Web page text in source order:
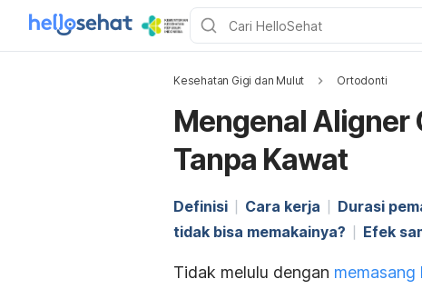
Kesehatan Gigi dan Mulut Ortodonti
Mengenal Aligner
Tanpa Kawat
Definisi Cara kerja Durasi
tidak bisa memakainya?
Efek
Tidak melulu dengan